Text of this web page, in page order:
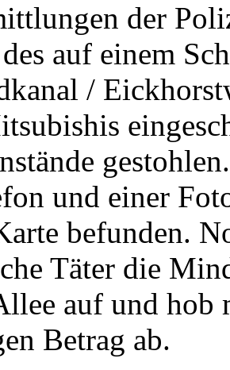
der
auf einem
/
und einer
befunden.
Täter die
auf und hob
Betrag ab.